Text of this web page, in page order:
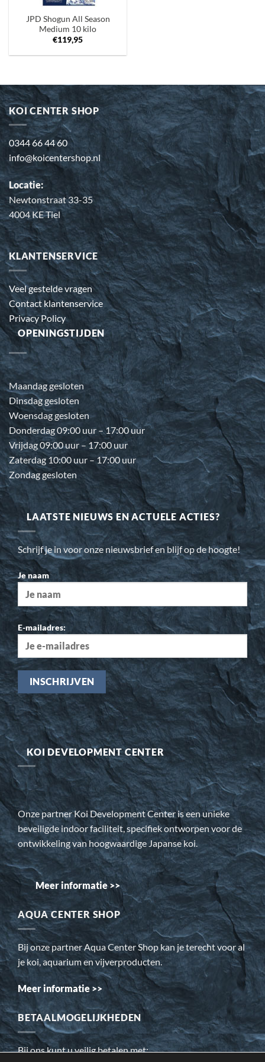
JPD Shogun All Season
Medium 10 kilo
€119,95
KOI CENTER SHOP
0344 66 44 60
info@koicentershop.nl
Locatie:
Newtonstraat 33-35
4004 KE Tiel
KLANTENSERVICE
Veel gestelde vragen
Contact klantenservice
Privacy Policy
OPENINGSTIJDEN
Maandag gesloten
Dinsdag gesloten
Woensdag gesloten
Donderdag 09:00 uur – 17:00 uur
Vrijdag 09:00 uur – 17:00 uur
Zaterdag 10:00 uur – 17:00 uur
Zondag gesloten
LAATSTE NIEUWS EN ACTUELE ACTIES?
Schrijf je in voor onze nieuwsbrief en blijf op de hoogte!
Je naam
E-mailadres:
KOI DEVELOPMENT CENTER
Onze partner Koi Development Center is een unieke
beveiligde indoor faciliteit, specifiek ontworpen voor de
ontwikkeling van hoogwaardige Japanse koi.
Meer informatie >>
AQUA CENTER SHOP
Bij onze partner Aqua Center Shop kan je terecht voor al
je koi, aquarium en vijverproducten.
Meer informatie >>
BETAALMOGELIJKHEDEN
Bij ons kunt u veilig betalen met: